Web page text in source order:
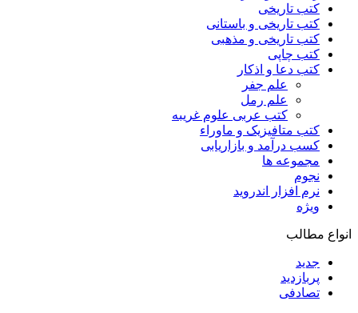
کتب تاریخی
کتب تاریخی و باستانی
کتب تاریخی و مذهبی
کتب چاپی
کتب دعا و اذکار
علم جفر
علم رمل
کتب عربی علوم غریبه
کتب متافیزیک و ماوراء
کسب درآمد و بازاریابی
مجموعه ها
نجوم
نرم افزار اندروید
ویژه
انواع مطالب
جدید
پربازدید
تصادفی